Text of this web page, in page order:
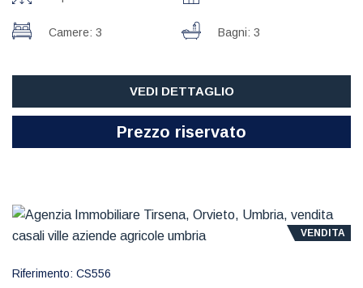
Camere: 3 Bagni: 3
VEDI DETTAGLIO
Prezzo riservato
VENDITA
Riferimento: CS556